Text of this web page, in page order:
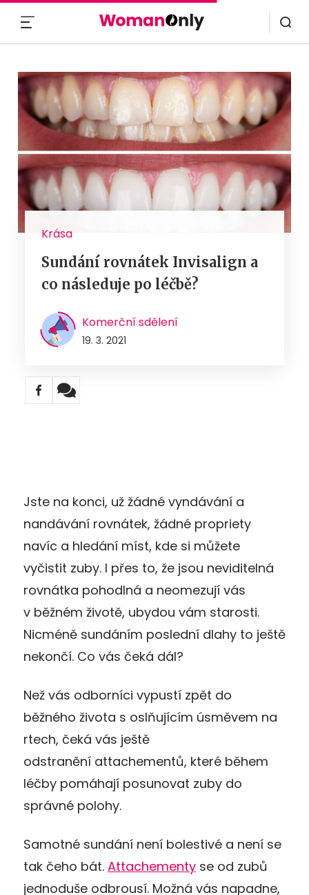
Krása
Sundání rovnátek Invisalign a
co následuje po léčbě?
Komerční sdělení
19. 3. 2021
Jste na konci, už žádné vyndávání a
nandávání rovnátek, žádné propriety
navíc a hledání míst, kde si můžete
vyčistit zuby. I přes to, že jsou neviditelná
rovnátka pohodlná a neomezují vás
v běžném životě, ubydou vám starosti.
Nicméně sundáním poslední dlahy to ještě
nekončí. Co vás čeká dál?
Než vás odborníci vypustí zpět do
běžného života s oslňujícím úsměvem na
rtech, čeká vás ještě
odstranění attachementů, které během
léčby pomáhají posunovat zuby do
správné polohy.
Samotné sundání není bolestivé a není se
tak čeho bát. Attachementy se od zubů
jednoduše odbrousí. Možná vás napadne,